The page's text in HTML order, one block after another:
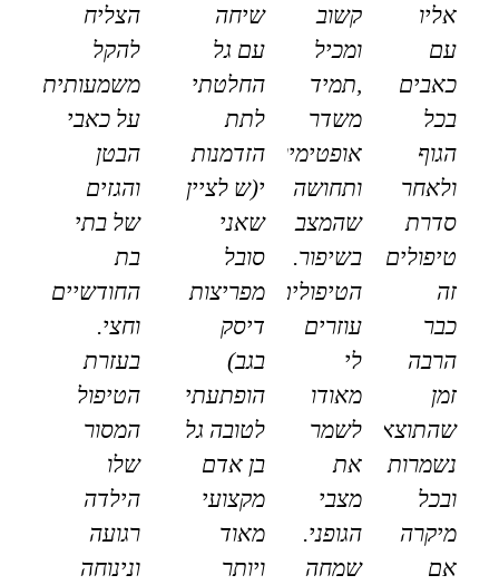
אליו
עם
כאבים
בכל
הגוף
ולאחר
סדרת
טיפולים
זה
כבר
הרבה
זמן
שהתוצאות
נשמרות
ובכל
מיקרה
אם
קשוב
ומכיל
,תמיד
משדר
אופטימיות
ותחושה
שהמצב
בשיפור.
הטיפולים
עוזרים
לי
מאודו
לשמר
את
מצבי
הגופני.
שמחה
שיחה
עם גל
החלטתי
לתת
הזדמנות
י(ש לציין
שאני
סובל
מפריצות
דיסק
בגב)
הופתעתי
לטובה גל
בן אדם
מקצועי
מאוד
ויותר
הצליח
להקל
משמעותית
על כאבי
הבטן
והגזים
של בתי
בת
החודשיים
וחצי.
בעזרת
הטיפול
המסור
שלו
הילדה
רגועה
ונינוחה